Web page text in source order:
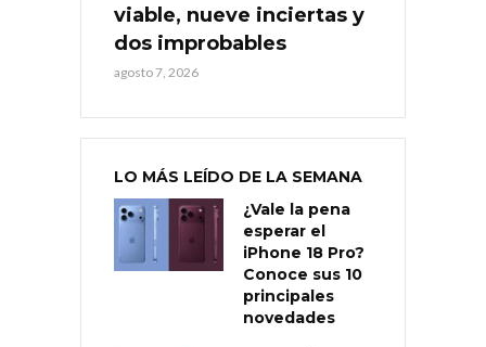
viable, nueve inciertas y
dos improbables
agosto 7, 2026
LO MÁS LEÍDO DE LA SEMANA
¿Vale la pena
esperar el
iPhone 18 Pro?
Conoce sus 10
principales
novedades